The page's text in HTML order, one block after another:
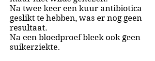
Na twee keer een kuur antibiotica
geslikt te hebben, was er nog geen
resultaat.
Na een bloedproef bleek ook geen
suikerziekte.